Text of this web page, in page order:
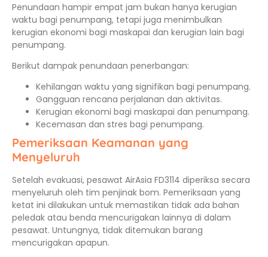
Penundaan hampir empat jam bukan hanya kerugian
waktu bagi penumpang, tetapi juga menimbulkan
kerugian ekonomi bagi maskapai dan kerugian lain bagi
penumpang.
Berikut dampak penundaan penerbangan:
Kehilangan waktu yang signifikan bagi penumpang.
Gangguan rencana perjalanan dan aktivitas.
Kerugian ekonomi bagi maskapai dan penumpang.
Kecemasan dan stres bagi penumpang.
Pemeriksaan Keamanan yang
Menyeluruh
Setelah evakuasi, pesawat AirAsia FD3114 diperiksa secara
menyeluruh oleh tim penjinak bom. Pemeriksaan yang
ketat ini dilakukan untuk memastikan tidak ada bahan
peledak atau benda mencurigakan lainnya di dalam
pesawat. Untungnya, tidak ditemukan barang
mencurigakan apapun.